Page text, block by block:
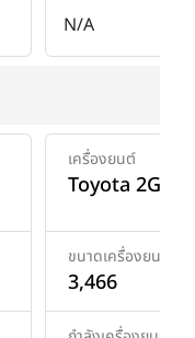
N/A
เครื่องยนต์
Toyota 2GR-
ขนาดเครื่องยนต์
3,466